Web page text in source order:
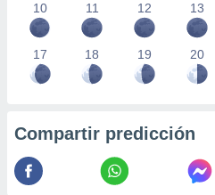
10
11 12 13
17 18 19 20
Compartir predicción